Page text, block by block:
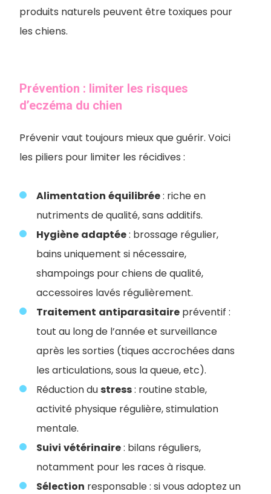
produits naturels peuvent être toxiques pour
les chiens.
Prévention : limiter les risques
d’eczéma du chien
Prévenir vaut toujours mieux que guérir. Voici
les piliers pour limiter les récidives :
Alimentation équilibrée: riche en
nutriments de qualité, sans additifs.
Hygiène adaptée: brossage régulier,
bains uniquement si nécessaire,
shampoings pour chiens de qualité,
accessoires lavés régulièrement.
Traitement antiparasitaire préventif :
tout au long de l’année et surveillance
après les sorties (tiques accrochées dans
les articulations, sous la queue, etc).
Réduction dustress: routine stable,
activité physique régulière, stimulation
mentale.
Suivi vétérinaire: bilans réguliers,
notamment pour les races à risque.
Sélection responsable : si vous adoptez un